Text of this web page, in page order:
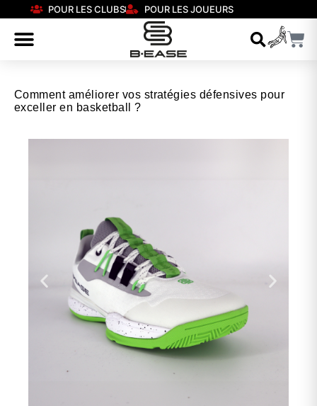
POUR LES CLUBS POUR LES JOUEURS
Comment améliorer vos stratégies défensives pour
exceller en basketball ?